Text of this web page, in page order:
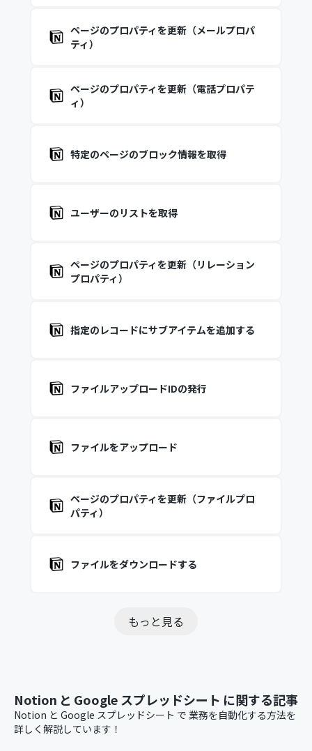
ページのプロパティを更新（メールプロパ
ティ）
ページのプロパティを更新（電話プロパテ
ィ）
特定のページのブロック情報を取得
ユーザーのリストを取得
ページのプロパティを更新（リレーション
プロパティ）
指定のレコードにサブアイテムを追加する
ファイルアップロードIDの発行
ファイルをアップロード
ページのプロパティを更新（ファイルプロ
パティ）
ファイルをダウンロードする
もっと見る
Notion と Google スプレッドシート に関する記事
Notion と Google スプレッドシート で 業務を自動化する方法を
詳しく解説しています！